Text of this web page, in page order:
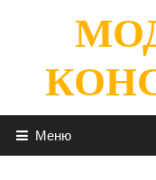
содержимому
Меню